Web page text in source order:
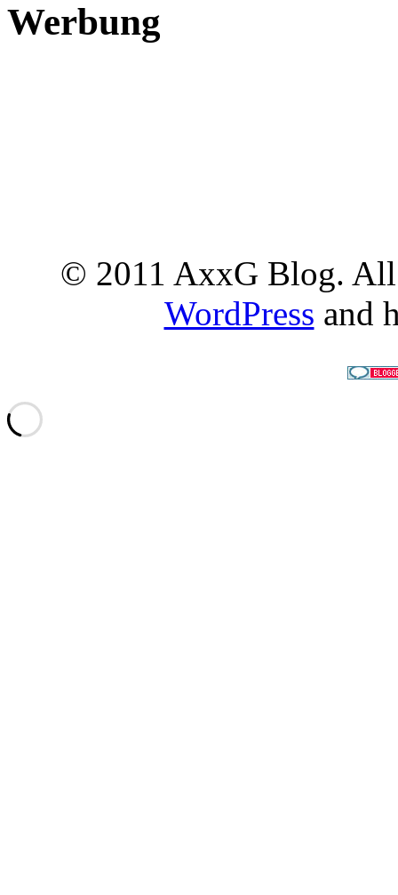
Werbung
© 2011 AxxG Blog. All
WordPress and